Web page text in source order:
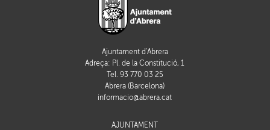
Ajuntament d'Abrera
Adreça: Pl. de la Constitució, 1
Tel. 93 770 03 25
Abrera (Barcelona)
informacio@abrera.cat
AJUNTAMENT